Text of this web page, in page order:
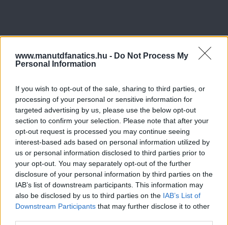
www.manutdfanatics.hu - Do Not Process My
Personal Information
If you wish to opt-out of the sale, sharing to third parties, or
processing of your personal or sensitive information for
targeted advertising by us, please use the below opt-out
section to confirm your selection. Please note that after your
opt-out request is processed you may continue seeing
interest-based ads based on personal information utilized by
us or personal information disclosed to third parties prior to
your opt-out. You may separately opt-out of the further
disclosure of your personal information by third parties on the
IAB’s list of downstream participants. This information may
also be disclosed by us to third parties on the IAB’s List of
Downstream Participants that may further disclose it to other